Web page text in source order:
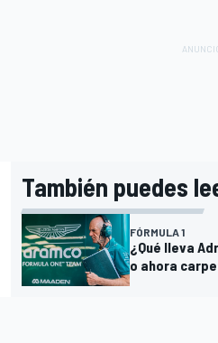
También puedes
FÓRMULA 1
¿Qué lleva
o ahora